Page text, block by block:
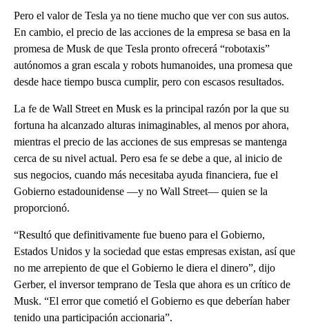
Pero el valor de Tesla ya no tiene mucho que ver con sus autos.
En cambio, el precio de las acciones de la empresa se basa en la
promesa de Musk de que Tesla pronto ofrecerá “robotaxis”
autónomos a gran escala y robots humanoides, una promesa que
desde hace tiempo busca cumplir, pero con escasos resultados.
La fe de Wall Street en Musk es la principal razón por la que su
fortuna ha alcanzado alturas inimaginables, al menos por ahora,
mientras el precio de las acciones de sus empresas se mantenga
cerca de su nivel actual. Pero esa fe se debe a que, al inicio de
sus negocios, cuando más necesitaba ayuda financiera, fue el
Gobierno estadounidense —y no Wall Street— quien se la
proporcionó.
“Resultó que definitivamente fue bueno para el Gobierno,
Estados Unidos y la sociedad que estas empresas existan, así que
no me arrepiento de que el Gobierno le diera el dinero”, dijo
Gerber, el inversor temprano de Tesla que ahora es un crítico de
Musk. “El error que cometió el Gobierno es que deberían haber
tenido una participación accionaria”.